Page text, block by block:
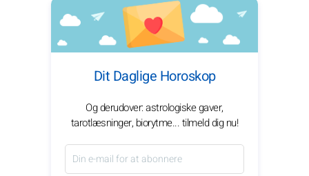
Dit Daglige Horoskop
Og derudover: astrologiske gaver,
tarotlæsninger, biorytme... tilmeld dig nu!